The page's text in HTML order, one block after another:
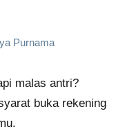
Purnama
malas antri?
buka rekening